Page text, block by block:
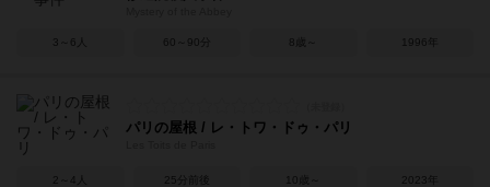
3～6人 60～90分 8歳～ 1996年
パリの屋根 / レ・トワ・ドゥ・パリ
2～4人 25分前後 10歳～ 2023年